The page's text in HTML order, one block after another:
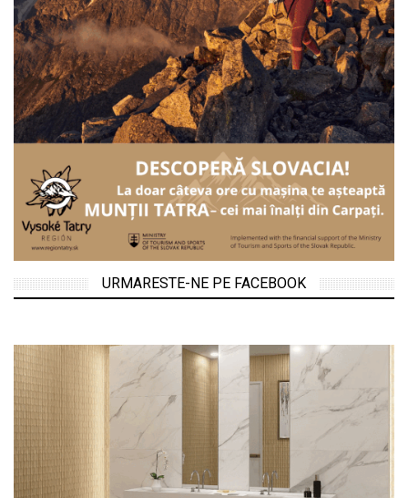
URMARESTE-NE PE FACEBOOK